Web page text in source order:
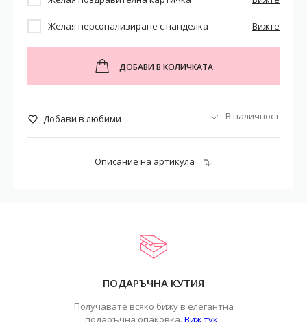
Желая персонализиране с панделка Вижте
ДОБАВИ В КОЛИЧКАТА
Добави в любими В наличност
Описание на артикула
ПОДАРЪЧНА КУТИЯ
Получавате всяко бижу в елегантна
подаръчна опаковка. Виж тук.